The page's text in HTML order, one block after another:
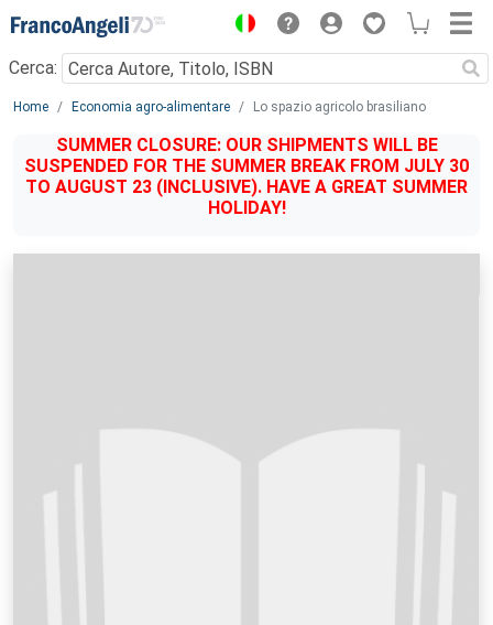
Menu
Cerca:
Main content
Home Economia agro-alimentare Lo spazio agricolo brasiliano
SUMMER CLOSURE: OUR SHIPMENTS WILL BE
SUSPENDED FOR THE SUMMER BREAK FROM JULY 30
TO AUGUST 23 (INCLUSIVE). HAVE A GREAT SUMMER
HOLIDAY!